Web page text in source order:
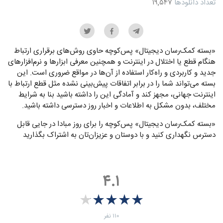
تعداد دانلودها ۱۹,۵۴۷
«بسته کمک‌رسان دیجیتال» پس‌کوچه حاوی روش‌های برقراری ارتباط
هنگام قطع یا اختلال در اینترنت و همچنین معرفی ابزارها و نرم‌افزارهای
جدید و کاربردی و راه‌کار استفاده از آن‌ها در مواقع ضروری است. این
بسته می‌تواند شما را در برابر اتفاقات پیش‌بینی نشده مثل قطع ارتباط با
اینترنت جهانی، مجهز کند و آمادگی این را داشته باشید بنا به شرایط
مختلف، بدون مشکل به اطلاعات و اخبار روز دسترسی داشته باشید.
«بسته کمک‌رسان دیجیتال» پس‌کوچه را برای روز مبادا در جایی قابل
دسترس نگهداری کنید و با دوستان و عزیزان‌تان به اشتراک بگذارید
۴.۱
★★★★★
★
★
★
★
★
‫۱۱۰ نفر